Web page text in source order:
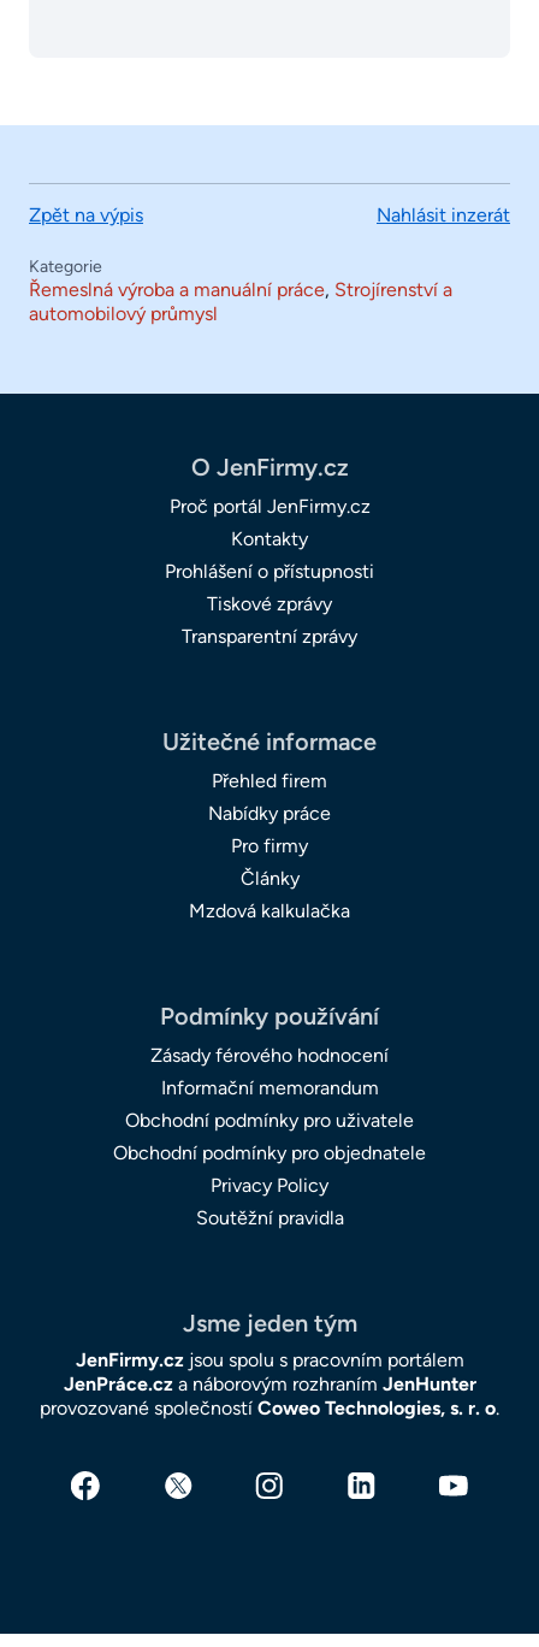
Zpět na výpis Nahlásit inzerát
Kategorie
Řemeslná výroba a manuální práce, Strojírenství a
automobilový průmysl
O JenFirmy.cz
Proč portál JenFirmy.cz
Kontakty
Prohlášení o přístupnosti
Tiskové zprávy
Transparentní zprávy
Užitečné informace
Přehled firem
Nabídky práce
Pro firmy
Články
Mzdová kalkulačka
Podmínky používání
Zásady férového hodnocení
Informační memorandum
Obchodní podmínky pro uživatele
Obchodní podmínky pro objednatele
Privacy Policy
Soutěžní pravidla
Jsme jeden tým
JenFirmy.czjsou spolu s pracovním portálem
JenPráce.cza náborovým rozhraním JenHunter
provozované společností Coweo Technologies, s. r. o.